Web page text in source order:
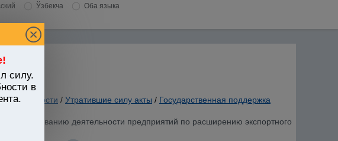
Ўзбекча Оба языка
силу.
в
деятельности / Утратившие силу акты / Государственная поддержка
деятельности предприятий по расширению экспортного